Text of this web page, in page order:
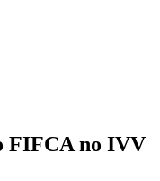
FIFCA no IVV